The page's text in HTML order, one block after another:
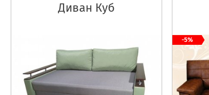
Диван Куб
-5%